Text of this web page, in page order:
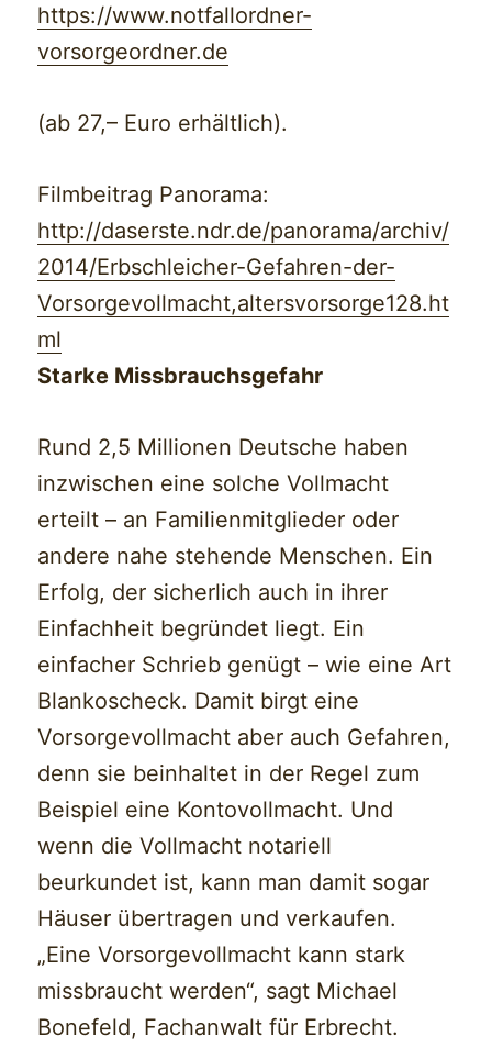
https://www.notfallordner-
vorsorgeordner.de
(ab 27,– Euro erhältlich).
Filmbeitrag Panorama:
http://daserste.ndr.de/panorama/archiv/
2014/Erbschleicher-Gefahren-der-
Vorsorgevollmacht,altersvorsorge128.ht
ml
Starke Missbrauchsgefahr
Rund 2,5 Millionen Deutsche haben
inzwischen eine solche Vollmacht
erteilt – an Familienmitglieder oder
andere nahe stehende Menschen. Ein
Erfolg, der sicherlich auch in ihrer
Einfachheit begründet liegt. Ein
einfacher Schrieb genügt – wie eine Art
Blankoscheck. Damit birgt eine
Vorsorgevollmacht aber auch Gefahren,
denn sie beinhaltet in der Regel zum
Beispiel eine Kontovollmacht. Und
wenn die Vollmacht notariell
beurkundet ist, kann man damit sogar
Häuser übertragen und verkaufen.
„Eine Vorsorgevollmacht kann stark
missbraucht werden“, sagt Michael
Bonefeld, Fachanwalt für Erbrecht.